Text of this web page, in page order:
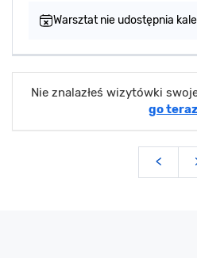
Warsztat nie udostępnia
Nie znalazłeś wizytówki
go
<